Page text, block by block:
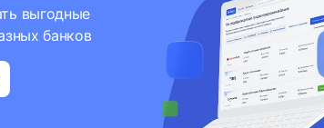
выгодные
банков